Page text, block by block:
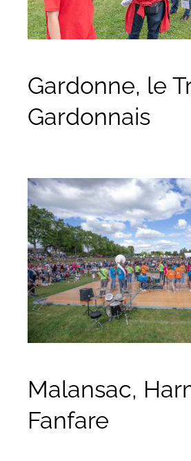
Gardonne, le
Gardonnais
Malansac,
Fanfare